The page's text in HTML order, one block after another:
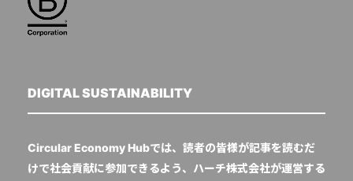
DIGITAL SUSTAINABILITY
Circular Economy Hubでは、読者の皆様が記事を読むだ
けで社会貢献に参加できるよう、ハーチ株式会社が運営する